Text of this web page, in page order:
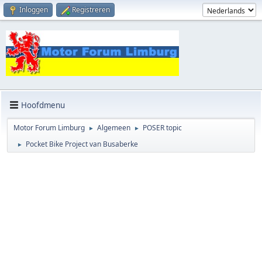
Inloggen Registreren
Hoofdmenu
Motor Forum Limburg ► Algemeen ► POSER topic
► Pocket Bike Project van Busaberke